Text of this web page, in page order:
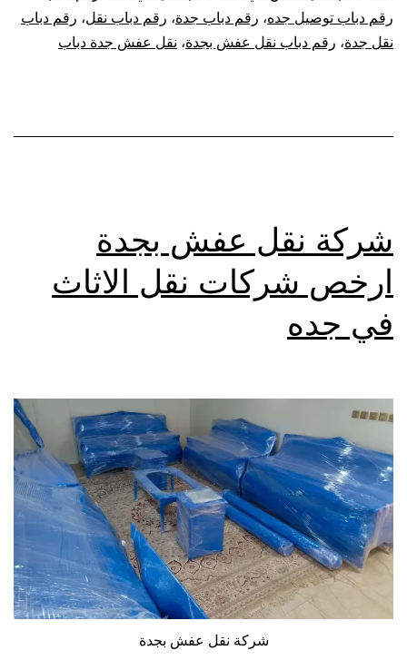
رقم دباب توصيل جده، رقم دباب جدة، رقم دباب نقل، رقم دباب
نقل جدة، رقم دباب نقل عفش بجدة، نقل عفش جدة دباب
شركة نقل عفش بجدة
ارخص شركات نقل الاثاث
في جده
شركة نقل عفش بجدة